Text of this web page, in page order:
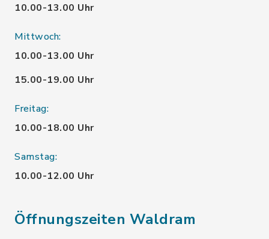
10.00-13.00 Uhr
Mittwoch:
10.00-13.00 Uhr
15.00-19.00 Uhr
Freitag:
10.00-18.00 Uhr
Samstag:
10.00-12.00 Uhr
Öffnungszeiten Waldram